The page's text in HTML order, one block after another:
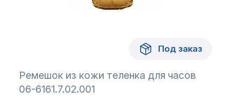
Под заказ
Ремешок из кожи теленка для часов
06-6161.7.02.001